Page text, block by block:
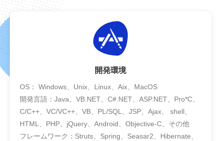
開発環境
OS： Windows、Unix、Linux、Aix、MacOS
開発言語：Java、VB.NET、C#.NET、ASP.NET、Pro*C、
C/C++、VC/VC++、VB、PL/SQL、JSP、Ajax、 shell、
HTML、PHP、jQuery、Android、Objective-C、その他
フレームワーク：Struts、Spring、Seasar2、Hibernate、